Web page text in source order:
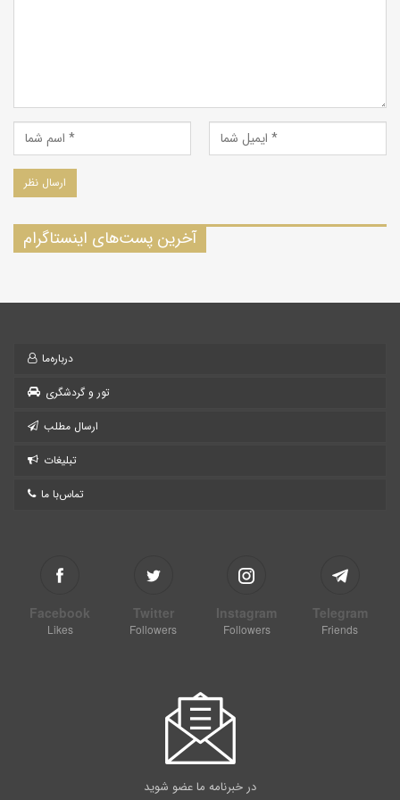
آخرین پست‌های اینستاگرام
درباره‌ما
تور و گردشگری
ارسال مطلب
تبلیغات
تماس‌با ما
Facebook
Likes
Twitter
Followers
Instagram
Followers
Telegram
Friends
در خبرنامه ما عضو شوید